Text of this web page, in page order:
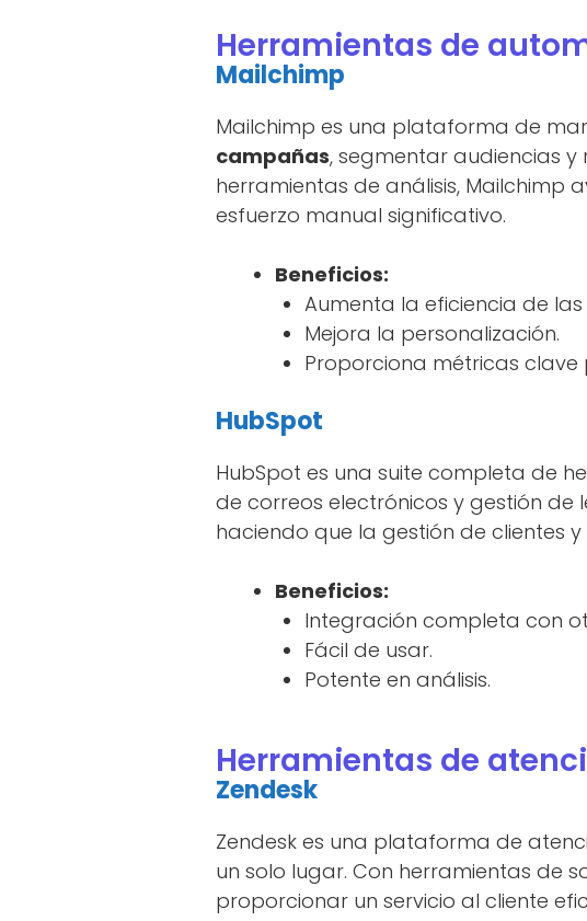
Herramientas de
Mailchimp
Mailchimp es una plataforma de
campañas, segmentar audiencias y
herramientas de análisis, Mailchimp
esfuerzo manual significativo.
Beneficios:
Aumenta la eficiencia de
Mejora la personalización.
Proporciona métricas clave
HubSpot
HubSpot es una suite completa de
de correos electrónicos y gestión
haciendo que la gestión de clientes
Beneficios:
Integración completa con
Fácil de usar.
Potente en análisis.
Herramientas de
Zendesk
Zendesk es una plataforma de
un solo lugar. Con herramientas de
proporcionar un servicio al cliente